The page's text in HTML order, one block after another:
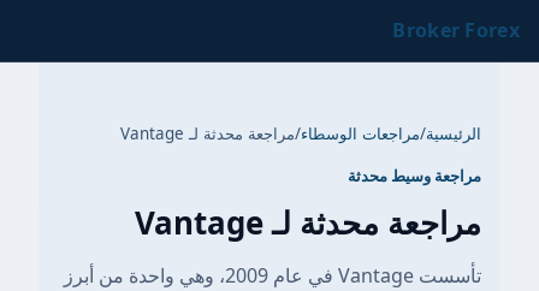
Broker Forex
الرئيسية/مراجعات الوسطاء/مراجعة محدثة لـ Vantage
مراجعة وسيط محدثة
مراجعة محدثة لـ Vantage
تأسست Vantage في عام 2009، وهي واحدة من أبرز